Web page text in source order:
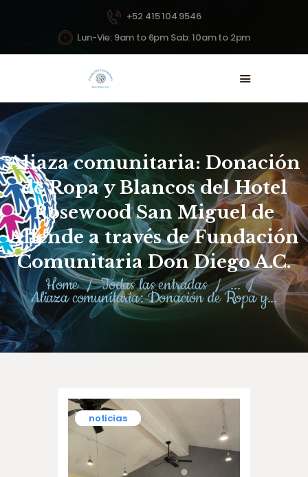
+52 415 104 9546
Lun-Vie: 9am to 6pm Sab: 10am to 2pm
Aliaza comunitaria: Donación
de Ropa y Blancos del Hotel
Rosewood San Miguel de
Allende a través de Fundación
Comunitaria Don Diego A.C.
Home Todas las entradas ...
Aliaza comunitaria: Donación de Ropa y...
INICIO
NOSOTROS
NOTICIAS
DONAR
CONTACTO
noticias